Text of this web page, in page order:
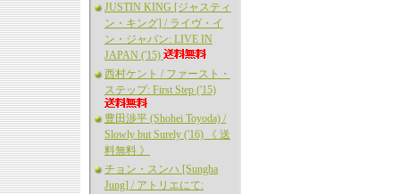
JUSTIN KING [ジャスティ
ン・キング] / ライヴ・イ
ン・ジャパン: LIVE IN
JAPAN ('15)
西村ケント / ファースト・
ステップ: First Step ('15)
豊田渉平 (Shohei Toyoda) /
Slowly but Surely ('16) 《 送
料無料 》
チョン・スンハ [Sungha
Jung] / アトリエにて: